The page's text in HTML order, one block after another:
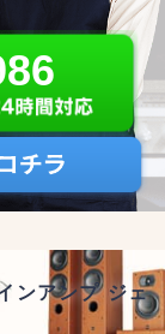
ンアンプ ジェ